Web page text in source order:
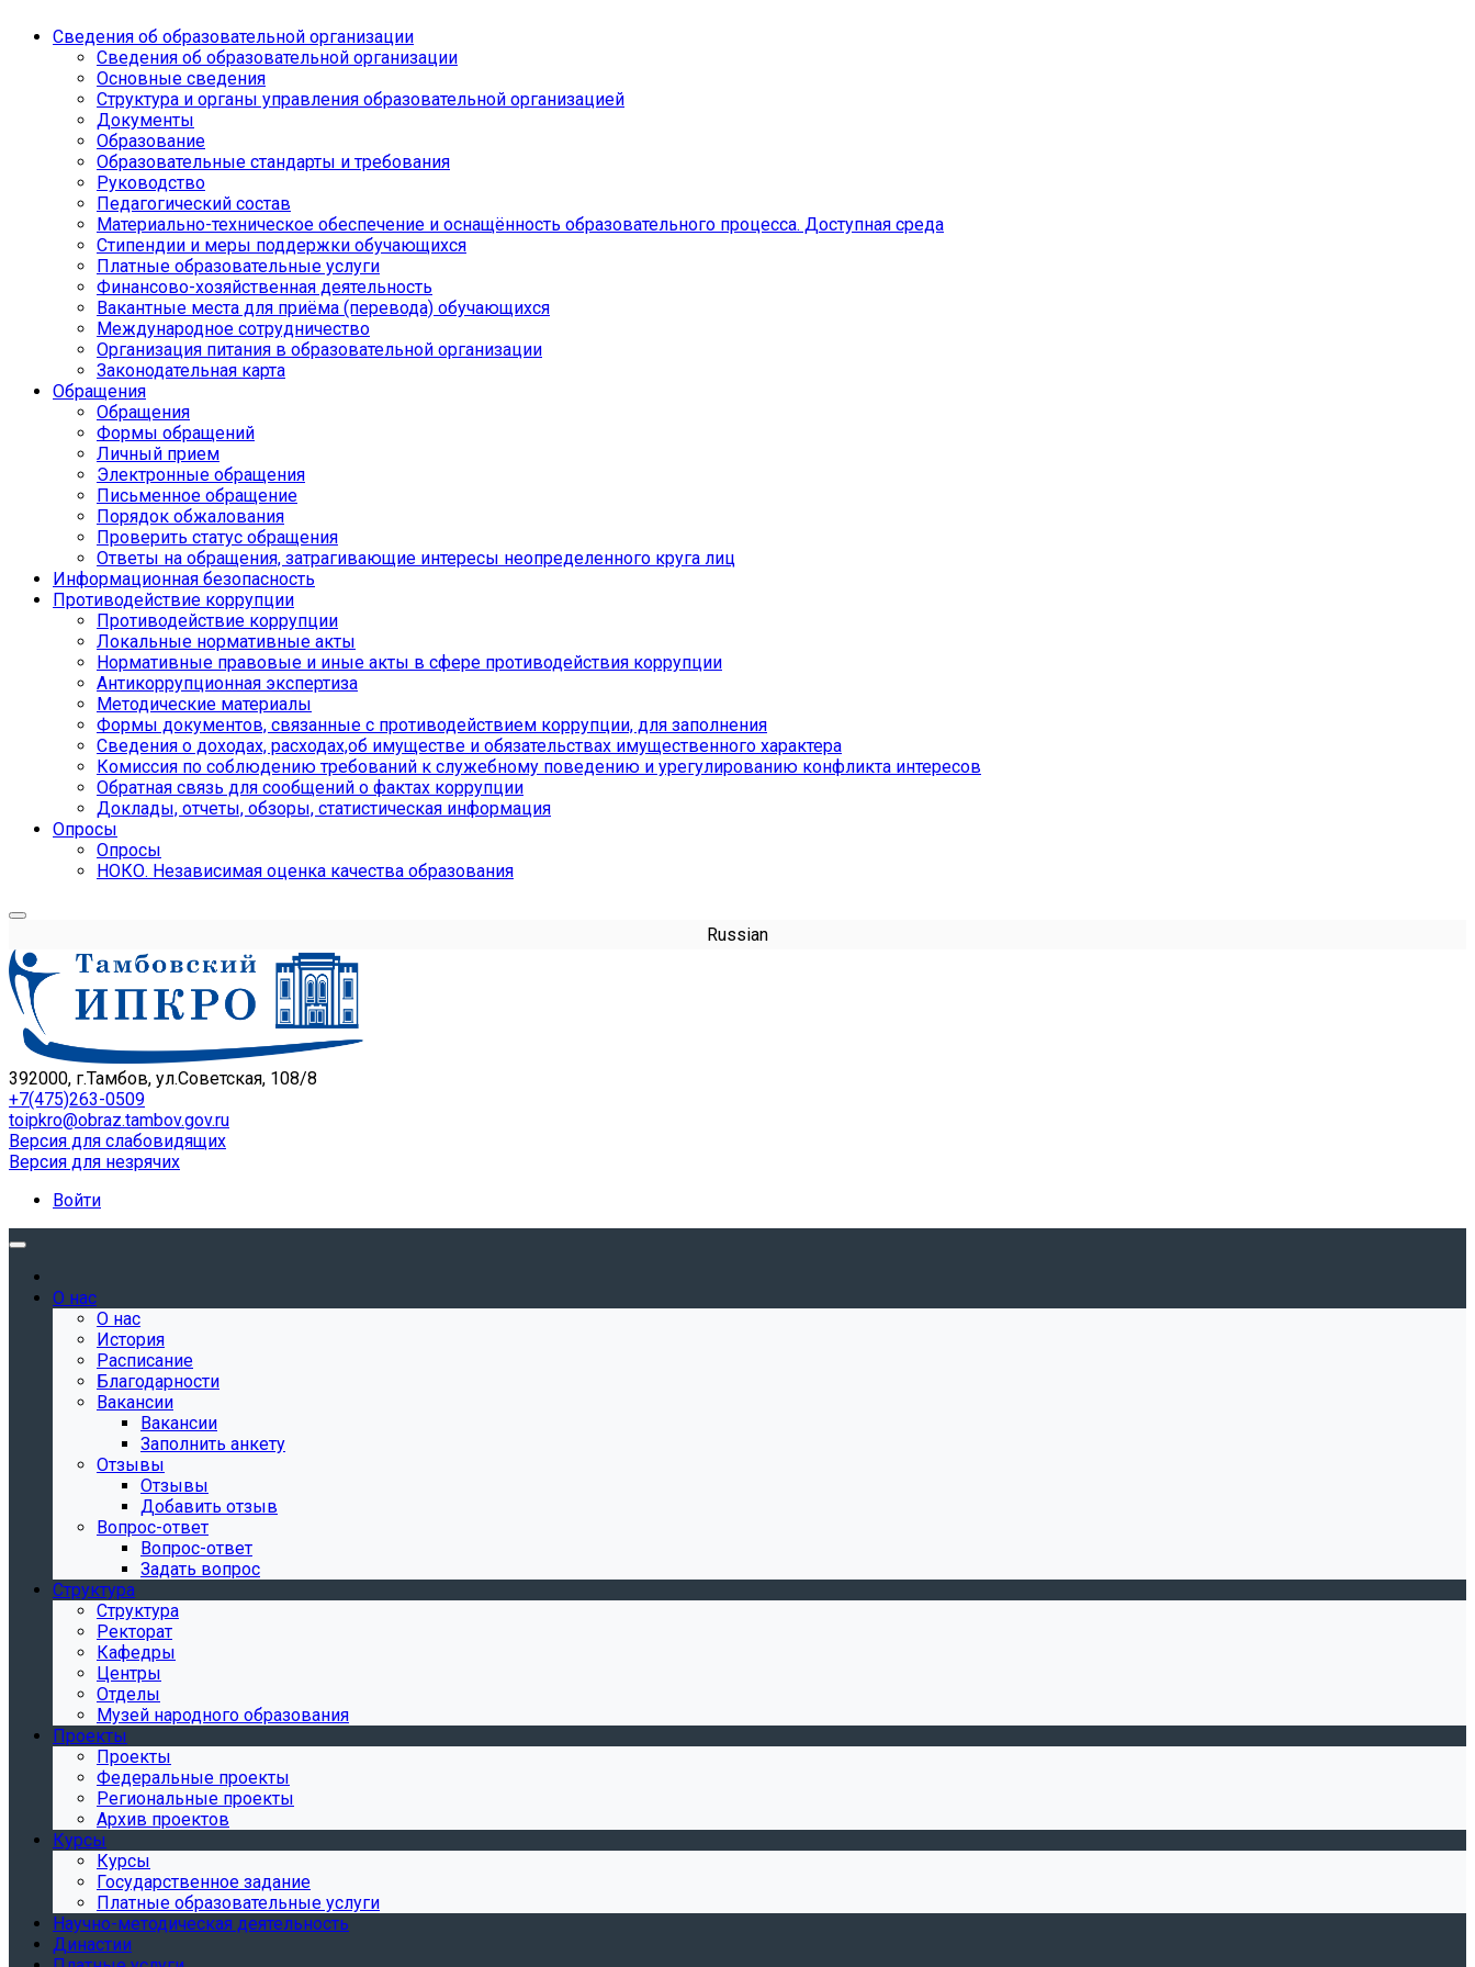
Сведения об образовательной организации
Сведения об образовательной организации
Основные сведения
Структура и органы управления образовательной организацией
Документы
Образование
Образовательные стандарты и требования
Руководство
Педагогический состав
Материально-техническое обеспечение и оснащённость образовательного процесса. Доступная среда
Стипендии и меры поддержки обучающихся
Платные образовательные услуги
Финансово-хозяйственная деятельность
Вакантные места для приёма (перевода) обучающихся
Международное сотрудничество
Организация питания в образовательной организации
Законодательная карта
Обращения
Обращения
Формы обращений
Личный прием
Электронные обращения
Письменное обращение
Порядок обжалования
Проверить статус обращения
Ответы на обращения, затрагивающие интересы неопределенного круга лиц
Информационная безопасность
Противодействие коррупции
Противодействие коррупции
Локальные нормативные акты
Нормативные правовые и иные акты в сфере противодействия коррупции
Антикоррупционная экспертиза
Методические материалы
Формы документов, связанные с противодействием коррупции, для заполнения
Сведения о доходах, расходах,об имуществе и обязательствах имущественного характера
Комиссия по соблюдению требований к служебному поведению и урегулированию конфликта интересов
Обратная связь для сообщений о фактах коррупции
Доклады, отчеты, обзоры, статистическая информация
Опросы
Опросы
НОКО. Независимая оценка качества образования
Russian
392000, г.Тамбов, ул.Советская, 108/8
+7(475)263-0509
toipkro@obraz.tambov.gov.ru
Версия для слабовидящих
Версия для незрячих
Войти
О нас
О нас
История
Расписание
Благодарности
Вакансии
Вакансии
Заполнить анкету
Отзывы
Отзывы
Добавить отзыв
Вопрос-ответ
Вопрос-ответ
Задать вопрос
Структура
Структура
Ректорат
Кафедры
Центры
Отделы
Музей народного образования
Проекты
Проекты
Федеральные проекты
Региональные проекты
Архив проектов
Курсы
Курсы
Государственное задание
Платные образовательные услуги
Научно-методическая деятельность
Династии